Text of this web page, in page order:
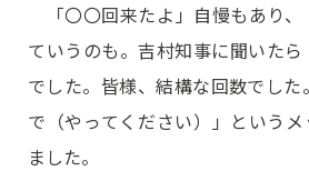
「〇〇回来たよ」自慢もあり、
ていうのも。吉村知事に聞いた
でした。皆様、結構な回数でし
で（やってください）」という
ました。